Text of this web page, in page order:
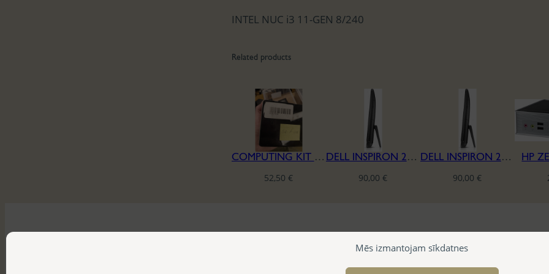
Mēs izmantojam sīkdatnes
INTEL NUC i3 11-GEN 8/240
Related products
COMPUTING KIT I3-7100U 4GB NUC7I3BNK
52,50€
DELL INSPIRON 24 3459 SERIES A10 I5-6500 4/240
90,00€
DELL INSPIRON 24 3459 SERIES A10 I5-6500 4/240
90,00€
HP